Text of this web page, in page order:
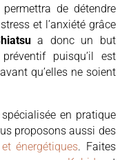
de détendre
stress et l’anxiétégrâce
a donc un but
puisqu’il est
qu’elles ne soient
en pratique
proposons aussi des
énergétiques. Faites